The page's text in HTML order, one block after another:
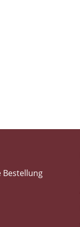
Bestellung